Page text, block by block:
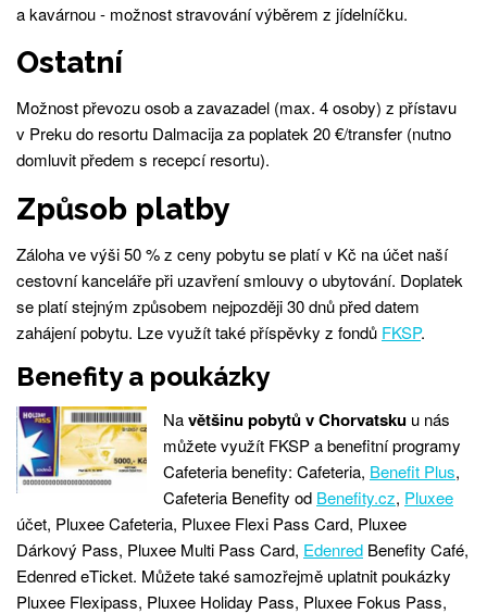
a kavárnou - možnost stravování výběrem z jídelníčku.
Ostatní
Možnost převozu osob a zavazadel (max. 4 osoby) z přístavu
v Preku do resortu Dalmacija za poplatek 20 €/transfer (nutno
domluvit předem s recepcí resortu).
Způsob platby
Záloha ve výši 50 % z ceny pobytu se platí v Kč na účet naší
cestovní kanceláře při uzavření smlouvy o ubytování. Doplatek
se platí stejným způsobem nejpozději 30 dnů před datem
zahájení pobytu. Lze využít také příspěvky z fondů FKSP.
Benefity a poukázky
Navětšinu pobytů v Chorvatsku u nás
můžete využít FKSP a benefitní programy
Cafeteria benefity: Cafeteria, Benefit Plus,
Cafeteria Benefity od Benefity.cz, Pluxee
účet, Pluxee Cafeteria, Pluxee Flexi Pass Card, Pluxee
Dárkový Pass, Pluxee Multi Pass Card, Edenred Benefity Café,
Edenred eTicket. Můžete také samozřejmě uplatnit poukázky
Pluxee Flexipass, Pluxee Holiday Pass, Pluxee Fokus Pass,